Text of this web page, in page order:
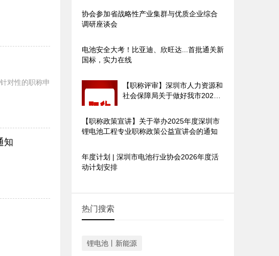
对性的职称申
知
协会参加省战略性产业集群与优质企业综合
调研座谈会
电池安全大考！比亚迪、欣旺达...首批通关新
国标，实力在线
【职称评审】深圳市人力资源和
社会保障局关于做好我市2025
【职称政策宣讲】关于举办2025年度深圳市
锂电池工程专业职称政策公益宣讲会的通知
年度计划 | 深圳市电池行业协会2026年度活
动计划安排
热门搜索
锂电池丨新能源